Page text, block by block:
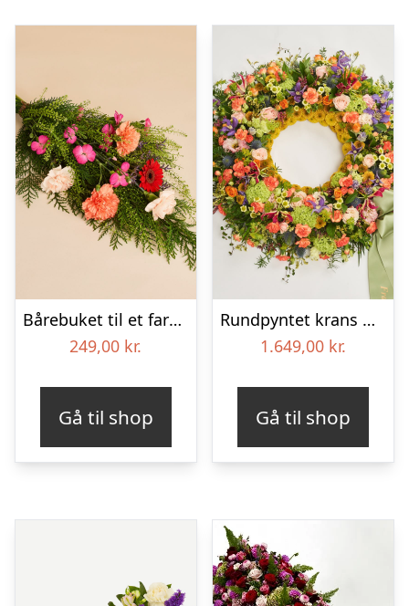
Bårebuket til et farverigt minde
249,00 kr.
Gå til shop
Rundpyntet krans med bånd – Et farverigt farvel
1.649,00 kr.
Gå til shop